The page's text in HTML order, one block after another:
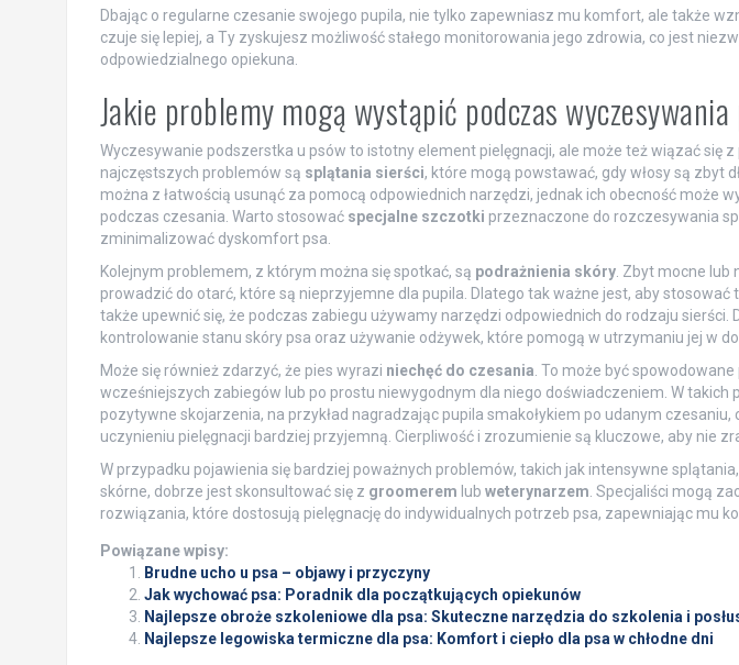
Dbając o regularne czesanie swojego pupila, nie tylko zapewniasz mu komfort, ale także
czuje się lepiej, a Ty zyskujesz możliwość stałego monitorowania jego zdrowia, co jest
odpowiedzialnego opiekuna.
Jakie problemy mogą wystąpić podczas
Wyczesywanie podszerstka u psów to istotny element pielęgnacji, ale może też wiązać się
najczęstszych problemów są splątania sierści, które mogą powstawać, gdy włosy są zbyt
można z łatwością usunąć za pomocą odpowiednich narzędzi, jednak ich obecność może
podczas czesania. Warto stosować specjalne szczotki przeznaczone do rozczesywania
zminimalizować dyskomfort psa.
Kolejnym problemem, z którym można się spotkać, są podrażnienia skóry. Zbyt mocne lub
prowadzić do otarć, które są nieprzyjemne dla pupila. Dlatego tak ważne jest, aby stosować
także upewnić się, że podczas zabiegu używamy narzędzi odpowiednich do rodzaju sierści.
kontrolowanie stanu skóry psa oraz używanie odżywek, które pomogą w utrzymaniu jej w
Może się również zdarzyć, że pies wyrazi niechęć do czesania. To może być
wcześniejszych zabiegów lub po prostu niewygodnym dla niego doświadczeniem. W
pozytywne skojarzenia, na przykład nagradzając pupila smakołykiem po udanym
uczynieniu pielęgnacji bardziej przyjemną. Cierpliwość i zrozumienie są kluczowe, aby nie
W przypadku pojawienia się bardziej poważnych problemów, takich jak intensywne
skórne, dobrze jest skonsultować się z groomerem lub weterynarzem. Specjaliści mogą
rozwiązania, które dostosują pielęgnację do indywidualnych potrzeb psa, zapewniając mu
Powiązane wpisy:
Brudne ucho u psa – objawy i przyczyny
Jak wychować psa: Poradnik dla początkujących opiekunów
Najlepsze obroże szkoleniowe dla psa: Skuteczne narzędzia do szkolenia i
Najlepsze legowiska termiczne dla psa: Komfort i ciepło dla psa w chłodne dni